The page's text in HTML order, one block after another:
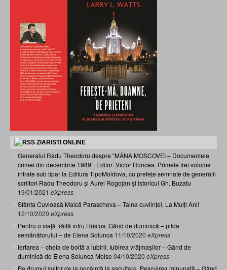
ZIARISTI ONLINE
Generalul Radu Theodoru despre “MÂNA MOSCOVEI – Documentele
crimei din decembrie 1989”. Editor: Victor Roncea. Primele trei volume
intrate sub tipar la Editura TipoMoldova, cu prefețe semnate de generalii
scriitori Radu Theodoru și Aurel Rogojan și istoricul Gh. Buzatu
19/01/2021 eXpress
Sfânta Cuvioasă Maică Parascheva – Taina cuviinței. La Mulți Ani!
12/10/2020 eXpress
Pentru o viață trăită întru Hristos. Gând de duminică – pilda
semănătorului – de Elena Solunca 11/10/2020 eXpress
Iertarea – cheia de boltă a iubirii. Iubirea vrăjmașilor – Gând de
duminică de Elena Solunca Moise 04/10/2020 eXpress